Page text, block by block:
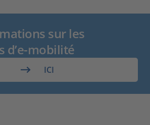
sur les
d’e-mobilité
ICI